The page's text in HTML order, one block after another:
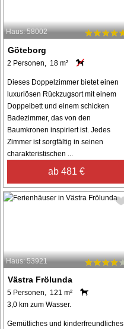
Haus: 58002
Göteborg
2 Personen, 18 m²
Dieses Doppelzimmer bietet einen
luxuriösen Rückzugsort mit einem
Doppelbett und einem schicken
Badezimmer, das von den
Baumkronen inspiriert ist. Jedes
Zimmer ist sorgfältig in seinen
charakteristischen ...
ab 481 €
Haus: 53921
Västra Frölunda
5 Personen, 121 m²
3,0 km zum Wasser.
Gemütliches und kinderfreundliches